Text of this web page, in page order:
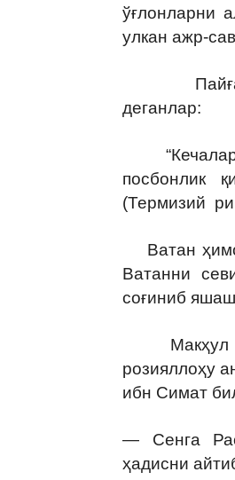
ўғлонларни
улкан ажр-
деганлар:
“Кечалари
посбонлик
(Термизий
Ватан
Ватанни
соғиниб
Макҳул
розияллоҳу
ибн Симат
— Сенга
ҳадисни